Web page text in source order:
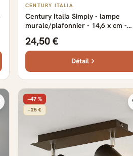
CENTURY ITALIA
Century Italia Simply - lampe
murale/plafonnier - 14,6 x cm -
24,50 €
Détail
−47 %
−25 €